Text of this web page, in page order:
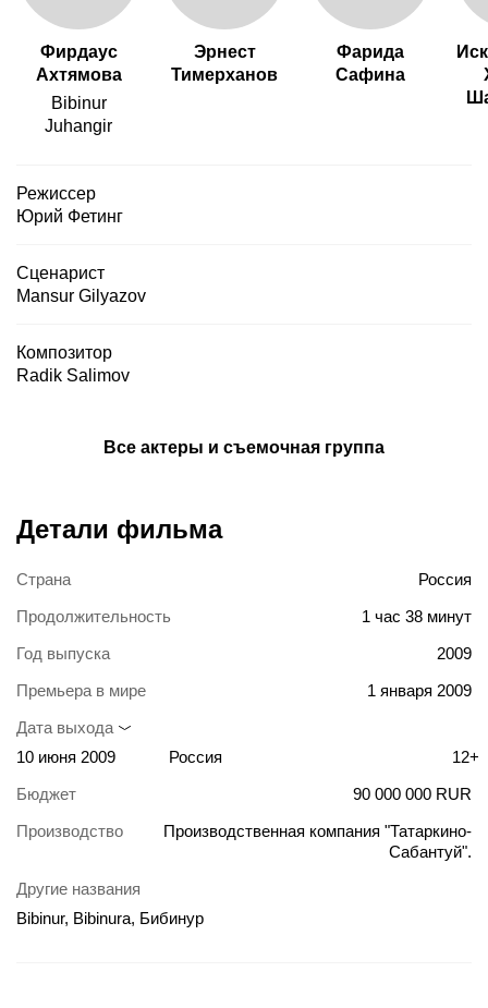
Фирдаус
Ахтямова
Bibinur
Juhangir
Эрнест
Тимерханов
Фарида
Сафина
Режиссер
Юрий Фетинг
Сценарист
Mansur Gilyazov
Композитор
Radik Salimov
Все актеры и съемочная группа
Детали фильма
Страна
Россия
Продолжительность
1 час 38 минут
Год выпуска
2009
Премьера в мире
1 января 2009
Дата выхода
10 июня 2009
Россия
12+
Бюджет
90 000 000 RUR
Производство
Производственная компания "Татаркино-
Сабантуй".
Другие названия
Bibinur, Bibinura, Бибинур